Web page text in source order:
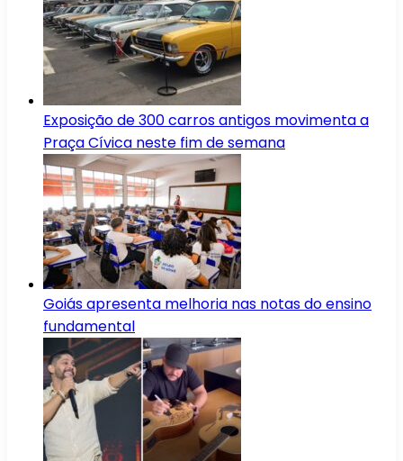
Exposição de 300 carros antigos movimenta a
Praça Cívica neste fim de semana
Goiás apresenta melhoria nas notas do ensino
fundamental